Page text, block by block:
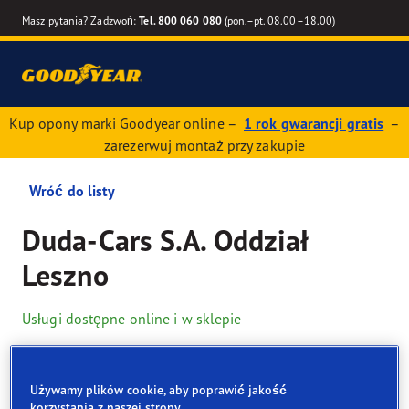
Masz pytania? Zadzwoń:Tel. 800 060 080(pon.–pt. 08.00–18.00)
Kup opony marki Goodyear online – 1 rok gwarancji gratis –
zarezerwuj montaż przy zakupie
Wróć do listy
Duda-Cars S.A. Oddział
Leszno
Usługi dostępne online i w sklepie
Dane kontaktowe Opony Usługi
Używamy plików cookie, aby poprawić jakość